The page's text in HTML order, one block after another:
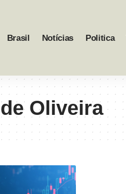
Brasil Notícias Politica
Oliveira